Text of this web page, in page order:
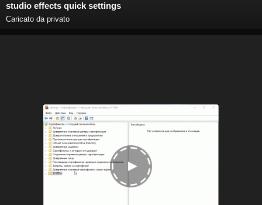
studio effects quick settings
Caricato da privato